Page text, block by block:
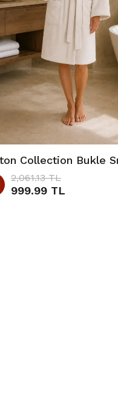
2,061.13 TL
999.99 TL